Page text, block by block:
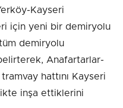
Kayseri
için yeni bir demiryolu
demiryolu
Anafartarlar-
hattını Kayseri
inşa ettiklerini